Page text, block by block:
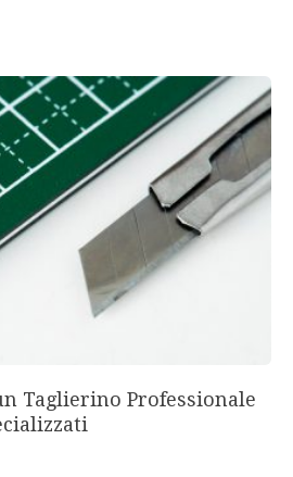
Taglierino Professionale